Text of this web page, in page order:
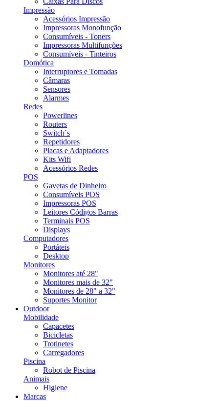
Impressão
Acessórios Impressão
Impressoras Monofunção
Consumíveis - Toners
Impressoras Multifunções
Consumíveis - Tinteiros
Domótica
Interruptores e Tomadas
Câmaras
Sensores
Alarmes
Redes
Powerlines
Routers
Switch´s
Repetidores
Placas e Adaptadores
Kits Wifi
Acessórios Redes
POS
Gavetas de Dinheiro
Consumíveis POS
Impressoras POS
Leitores Códigos Barras
Terminais POS
Displays
Computadores
Portáteis
Desktop
Monitores
Monitores até 28"
Monitores mais de 32"
Monitores de 28" a 32"
Suportes Monitor
Outdoor
Mobilidade
Capacetes
Bicicletas
Trotinetes
Carregadores
Piscina
Robot de Piscina
Animais
Higiene
Marcas